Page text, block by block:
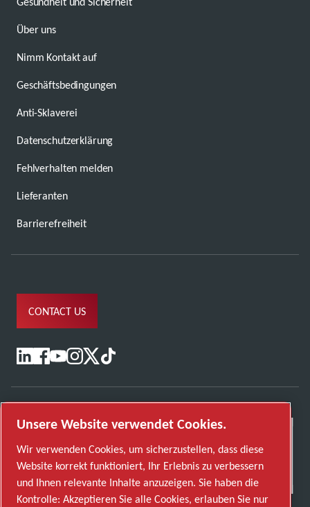
Über uns
Nimm Kontakt auf
Geschäftsbedingungen
Anti-Sklaverei
Datenschutzerklärung
Fehlverhalten melden
Lieferanten
Barrierefreiheit
CONTACT US
Unsere Website verwendet Cookies.
Wir verwenden Cookies, um sicherzustellen, dass diese
Website korrekt funktioniert, Ihr Erlebnis zu verbessern
und Ihnen relevante Inhalte anzuzeigen. Sie haben die
Kontrolle: Akzeptieren Sie alle Cookies, erlauben Sie nur